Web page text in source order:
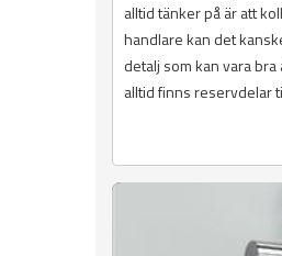
alltid tänker på är att
handlare kan det
detalj som kan vara
alltid finns reservdelar